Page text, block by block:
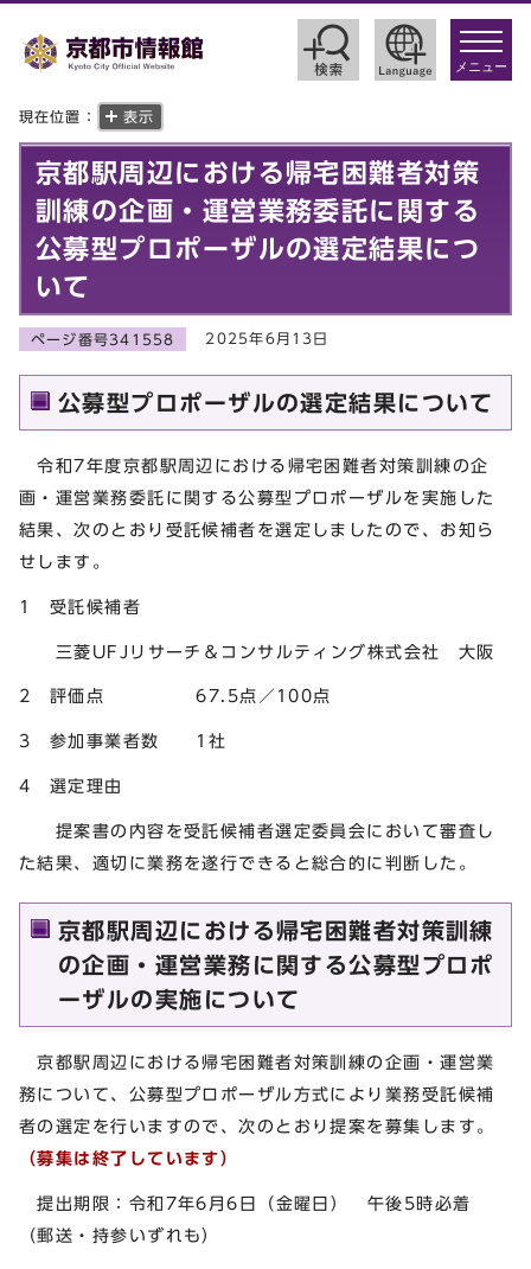
toggle
メニュー
現在位置： 表示
京都駅周辺における帰宅困難者対策
訓練の企画・運営業務委託に関する
公募型プロポーザルの選定結果につ
いて
ページ番号341558 2025年6月13日
公募型プロポーザルの選定結果について
令和7年度京都駅周辺における帰宅困難者対策訓練の企
画・運営業務委託に関する公募型プロポーザルを実施した
結果、次のとおり受託候補者を選定しましたので、お知ら
せします。
1 受託候補者
三菱UFJリサーチ＆コンサルティング株式会社 大阪
2 評価点 67.5点／100点
3 参加事業者数 1社
4 選定理由
提案書の内容を受託候補者選定委員会において審査し
た結果、適切に業務を遂行できると総合的に判断した。
京都駅周辺における帰宅困難者対策訓練
の企画・運営業務に関する公募型プロポ
ーザルの実施について
京都駅周辺における帰宅困難者対策訓練の企画・運営業
務について、公募型プロポーザル方式により業務受託候補
者の選定を行いますので、次のとおり提案を募集します。
（募集は終了しています）
提出期限：令和7年6月6日（金曜日） 午後5時必着
（郵送・持参いずれも）